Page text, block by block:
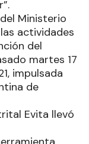
Ministerio
actividades
del
martes 17
impulsada
de
Evita llevó